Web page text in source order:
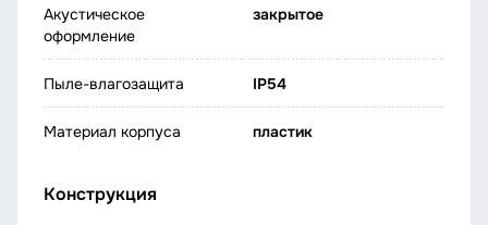
Акустическое
оформление
закрытое
Пыле-влагозащита IP54
Материал корпуса пластик
Конструкция